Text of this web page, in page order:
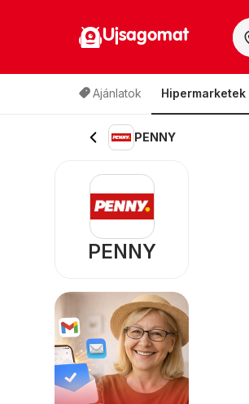
Ujsagomat
Ajánlatok Hipermarketek
PENNY
PENNY